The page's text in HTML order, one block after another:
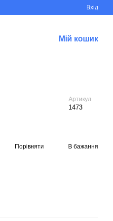
Вхід
Мій кошик
Артикул
1473
Порівняти В бажання